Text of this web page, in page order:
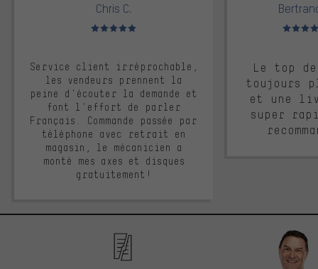
Chris C.
Note moyenne : 5 sur 5
Service client irréprochable,
les vendeurs prennent la
peine d'écouter la demande et
font l'effort de parler
Français. Commande passée par
téléphone avec retrait en
magasin, le mécanicien a
monté mes axes et disques
gratuitement!
Note
Le top
toujours
et une
super